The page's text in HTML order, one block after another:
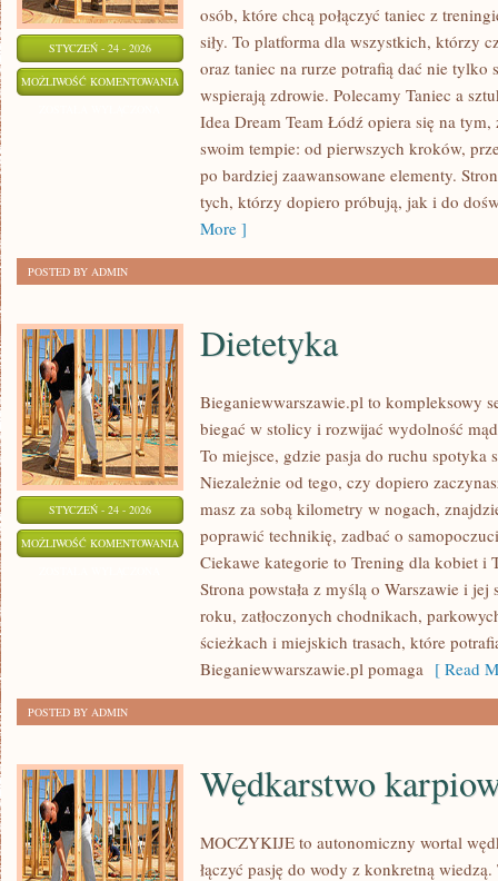
STYCZEŃ - 24 - 2026
MOŻLIWOŚĆ KOMENTOWANIA
osób, które chcą połączyć taniec z
siły. To platforma dla wszystkich, którzy
oraz taniec na rurze potrafią dać nie tylko
wspierają zdrowie. Polecamy Taniec a
Idea Dream Team Łódź opiera się na
swoim tempie: od pierwszych kroków,
po bardziej zaawansowane elementy.
tych, którzy dopiero próbują, jak i do
More ]
POSTED BY ADMIN
STYCZEŃ - 24 - 2026
MOŻLIWOŚĆ KOMENTOWANIA DIETETYKA
Dietetyka
Bieganiewwarszawie.pl to kompleksowy
biegać w stolicy i rozwijać wydolność
To miejsce, gdzie pasja do ruchu spotyka
Niezależnie od tego, czy dopiero
masz za sobą kilometry w nogach,
poprawić technikię, zadbać o
Ciekawe kategorie to Trening dla kobiet i
Strona powstała z myślą o Warszawie i
roku, zatłoczonych chodnikach,
ścieżkach i miejskich trasach, które
Bieganiewwarszawie.pl pomaga [ Read
POSTED BY ADMIN
Wędkarstwo
MOCZYKIJE to autonomiczny wortal
łączyć pasję do wody z konkretną